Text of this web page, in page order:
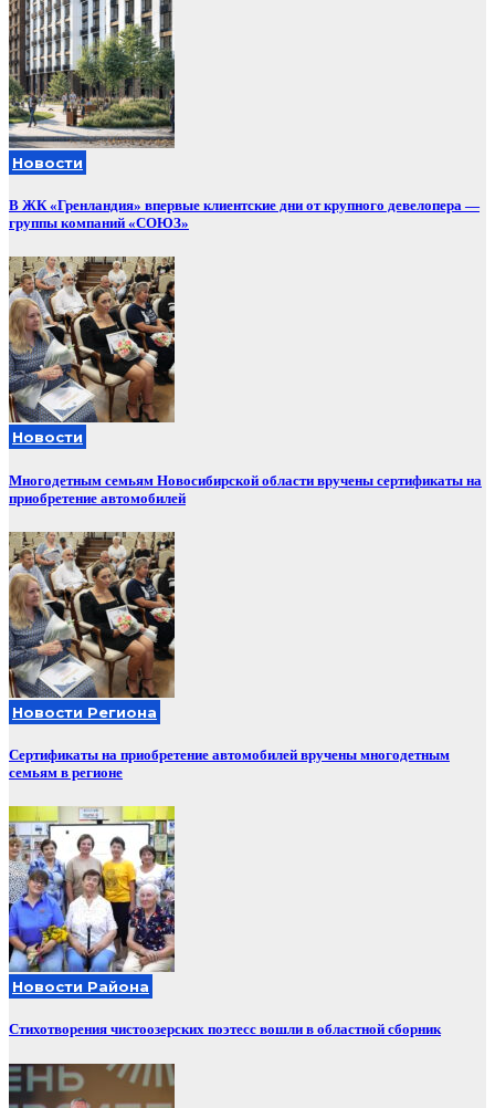
Новости
В ЖК «Гренландия» впервые клиентские дни от крупного девелопера —
группы компаний «СОЮЗ»
Новости
Многодетным семьям Новосибирской области вручены сертификаты на
приобретение автомобилей
Новости Региона
Сертификаты на приобретение автомобилей вручены многодетным
семьям в регионе
Новости Района
Стихотворения чистоозерских поэтесс вошли в областной сборник